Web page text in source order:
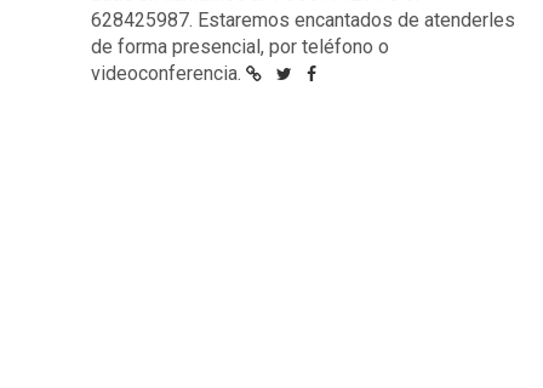
628425987. Estaremos encantados de atenderles
de forma presencial, por teléfono o
videoconferencia.